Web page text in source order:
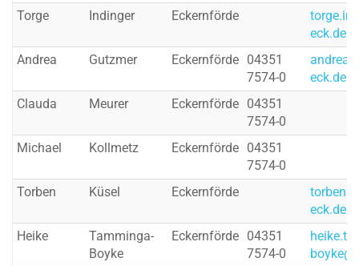
Torge Indinger Eckernförde
eck.de
Andrea
Gutzmer Eckernförde 04351
7574-0
eck.de
Clauda
Meurer Eckernförde 04351
7574-0
Michael
Kollmetz Eckernförde 04351
7574-0
Torben
Küsel Eckernförde
eck.de
Heike
Tamminga-
Boyke
Eckernförde 04351
7574-0